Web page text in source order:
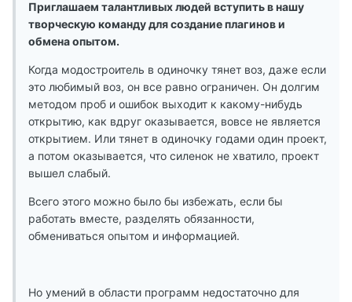
Приглашаем талантливых людей вступить в нашу
творческую команду для создание плагинов и
обмена опытом.
Когда модостроитель в одиночку тянет воз, даже если
это любимый воз, он все равно ограничен. Он долгим
методом проб и ошибок выходит к какому-нибудь
открытию, как вдруг оказывается, вовсе не является
открытием. Или тянет в одиночку годами один проект,
а потом оказывается, что силенок не хватило, проект
вышел слабый.
Всего этого можно было бы избежать, если бы
работать вместе, разделять обязанности,
обмениваться опытом и информацией.
Но умений в области программ недостаточно для